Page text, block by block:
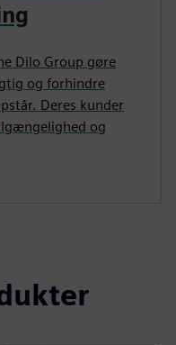
Dilo Group gøre
og forhindre
Deres kunder
og